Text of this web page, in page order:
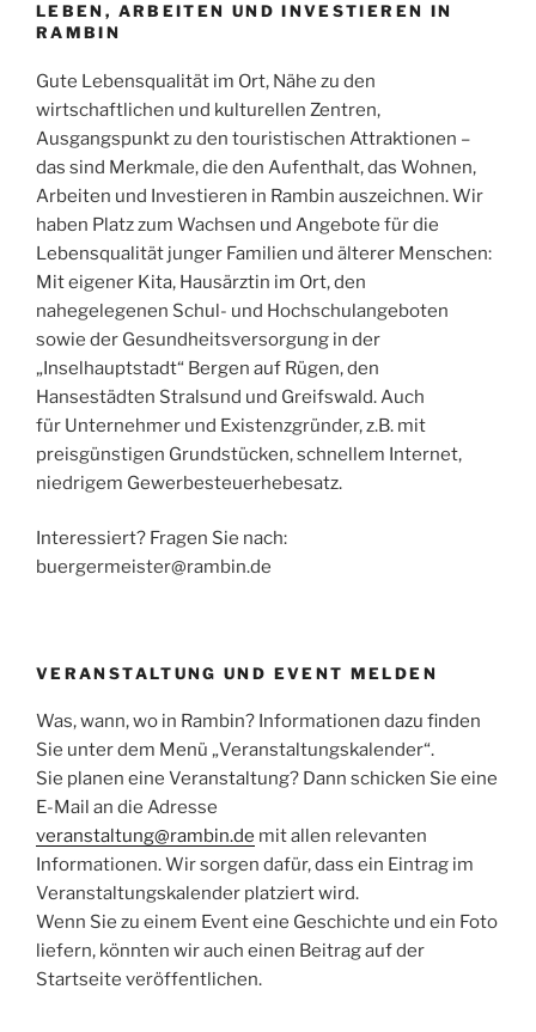
LEBEN, ARBEITEN UND INVESTIEREN IN
RAMBIN
Gute Lebensqualität im Ort, Nähe zu den
wirtschaftlichen und kulturellen Zentren,
Ausgangspunkt zu den touristischen Attraktionen –
das sind Merkmale, die den Aufenthalt, das Wohnen,
Arbeiten und Investieren in Rambin auszeichnen. Wir
haben Platz zum Wachsen und Angebote für die
Lebensqualität junger Familien und älterer Menschen:
Mit eigener Kita, Hausärztin im Ort, den
nahegelegenen Schul- und Hochschulangeboten
sowie der Gesundheitsversorgung in der
„Inselhauptstadt“ Bergen auf Rügen, den
Hansestädten Stralsund und Greifswald. Auch
für Unternehmer und Existenzgründer, z.B. mit
preisgünstigen Grundstücken, schnellem Internet,
niedrigem Gewerbesteuerhebesatz.
Interessiert? Fragen Sie nach:
buergermeister@rambin.de
VERANSTALTUNG UND EVENT MELDEN
Was, wann, wo in Rambin? Informationen dazu finden
Sie unter dem Menü „Veranstaltungskalender“.
Sie planen eine Veranstaltung? Dann schicken Sie eine
E-Mail an die Adresse
veranstaltung@rambin.de mit allen relevanten
Informationen. Wir sorgen dafür, dass ein Eintrag im
Veranstaltungskalender platziert wird.
Wenn Sie zu einem Event eine Geschichte und ein Foto
liefern, könnten wir auch einen Beitrag auf der
Startseite veröffentlichen.